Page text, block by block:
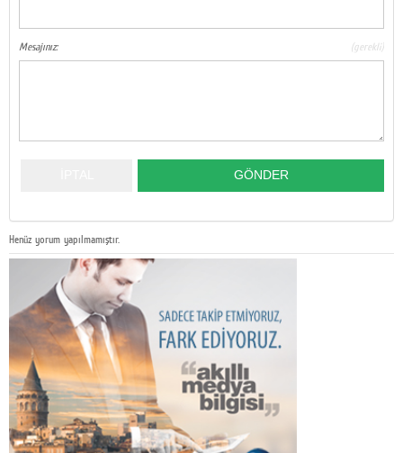
Mesajınız: (gerekli)
Henüz yorum yapılmamıştır.